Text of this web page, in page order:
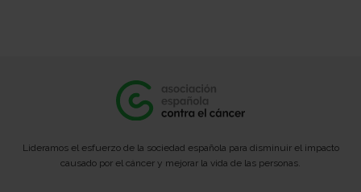
Lideramos el esfuerzo de la sociedad española para disminuir el impacto
causado por el cáncer y mejorar la vida de las personas.